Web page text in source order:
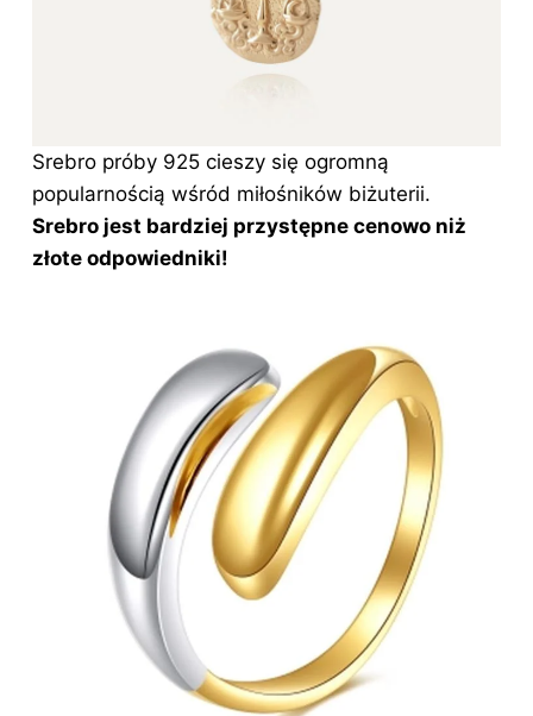
Srebro próby 925 cieszy się ogromną
popularnością wśród miłośników biżuterii.
Srebro jest bardziej przystępne cenowo niż
złote odpowiedniki!